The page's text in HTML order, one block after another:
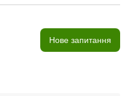
Нове запитання